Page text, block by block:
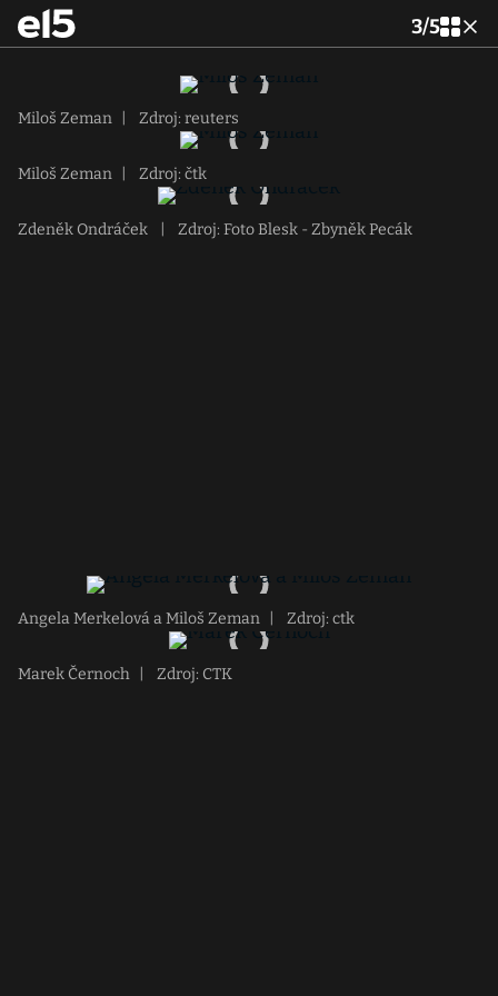
3/5
Miloš Zeman Zdroj: reuters
Miloš Zeman Zdroj: čtk
Zdeněk Ondráček Zdroj: Foto Blesk - Zbyněk Pecák
Angela Merkelová a Miloš Zeman Zdroj: ctk
Marek Černoch Zdroj: CTK